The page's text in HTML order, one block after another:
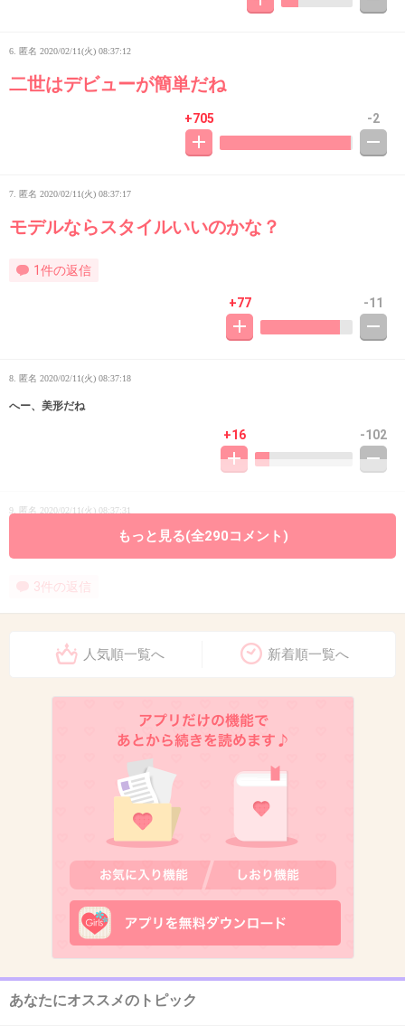
6. 匿名 2020/02/11(火) 08:37:12
二世はデビューが簡単だね
+705 -2
7. 匿名 2020/02/11(火) 08:37:17
モデルならスタイルいいのかな？
1件の返信
+77 -11
8. 匿名 2020/02/11(火) 08:37:18
へー、美形だね
+16 -102
9. 匿名 2020/02/11(火) 08:37:31
伊藤淳史に似てるw
3件の返信
再婚しても前妻との間にできた息子を可愛がっ
2020/02/11(火) 08:37:48
窪塚ってなんか不気味で嫌い。
+463
12. 匿名2020/02/11(火) 08:37:51
もっと見る(全290コメント)
人気順一覧へ 新着順一覧へ
あなたにオススメのトピック